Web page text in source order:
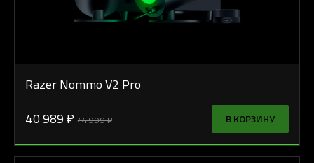
Razer Nommo V2 Pro
40 989 ₽ 44 999 ₽ В КОРЗИНУ